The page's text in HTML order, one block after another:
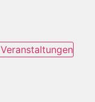
Veranstaltungen